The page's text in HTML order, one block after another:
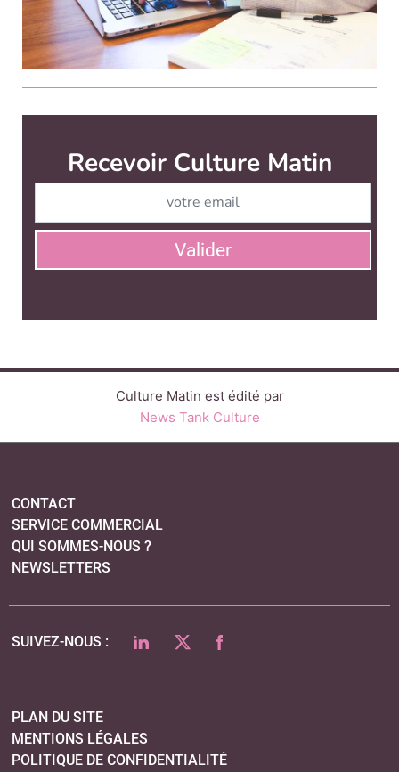
Culture Matin est édité par
News Tank Culture
QUI SOMMES-NOUS ?
LINKEDINTWITTERFACEBOOK
PLAN DU SITE
MENTIONS LÉGALES
POLITIQUE DE CONFIDENTIALITÉ
COOKIES